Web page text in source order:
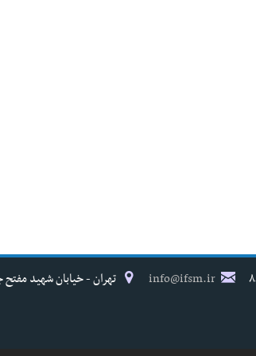
info@ifsm.ir تهران - خیابان شهید مفتح جنوبی -